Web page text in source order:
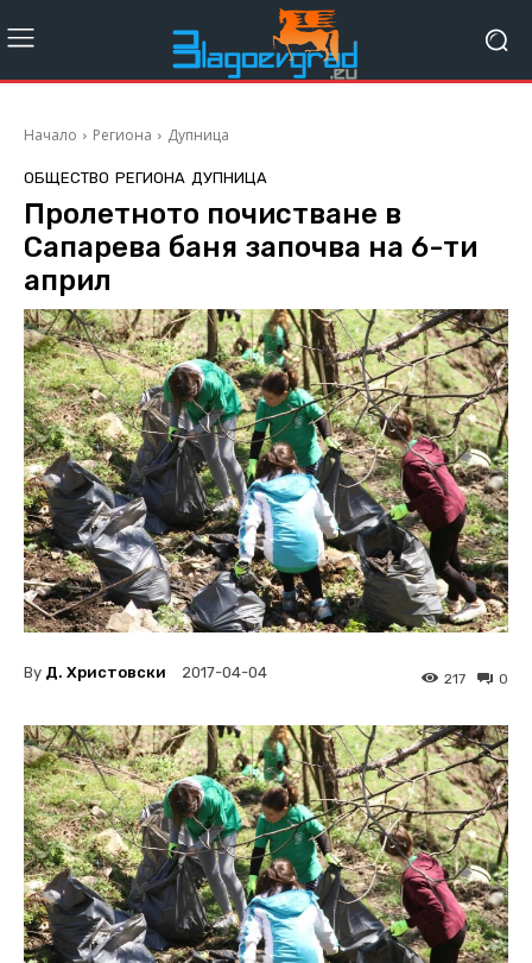
Начало Региона Дупница
ОБЩЕСТВО РЕГИОНА ДУПНИЦА
Пролетното почистване в
Сапарева баня започва на 6-ти
април
By Д. Христовски 2017-04-04 0
217